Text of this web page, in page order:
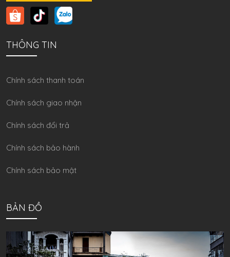
THÔNG TIN
Chính sách thanh toán
Chính sách giao nhận
Chính sách đổi trả
Chính sách bảo hành
Chính sách bảo mật
BẢN ĐỒ